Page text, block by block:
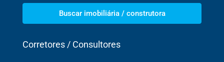
Buscar imobiliária / construtora
Corretores / Consultores